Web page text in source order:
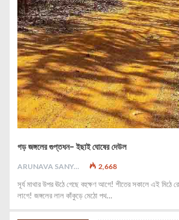
গড় জঙ্গলের গুপ্তধন- ইছাই ঘোষের দেউল
ARUNAVA SANYAL 2,668
সূর্য মাথার উপর ঊঠে গেছে বহুক্ষণ আগে! শীতের সকালে এই মিঠে
লাগে! জঙ্গলের লাল কাঁকুড়ে মেঠো পথ…